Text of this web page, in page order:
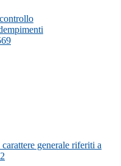
generale riferiti a